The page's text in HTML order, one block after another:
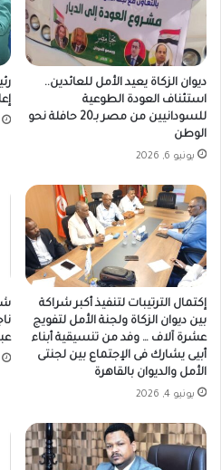
ديوان الزكاة يعيد الأمل للعائدين..
استئناف العودة الطوعية
للسودانيين من مصر بـ20 حافلة نحو
الوطن
يونيو 6, 2026
إكتمال الترتيبات لتنفيذ أكبر شراكة
بين ديوان الزكاة ولجنة الأمل لتفويج
عشرة آلاف … وفد من تنسيقية أبناء
أبيى يشارك فى الإجتماع بين لجنتى
الأمل والديوان بالقاهرة
يونيو 4, 2026